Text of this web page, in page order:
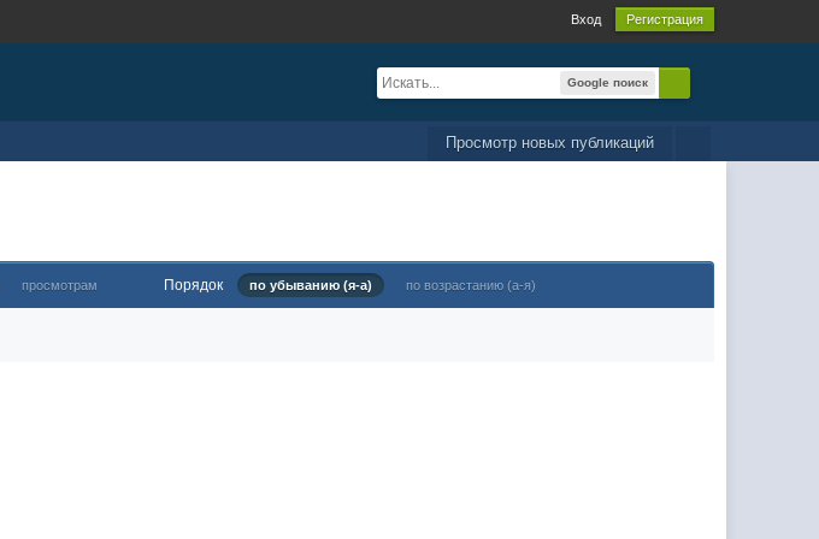
Вход Регистрация
Google поиск
Просмотр новых публикаций
просмотрам Порядок по убыванию (я-а) по возрастанию (а-я)